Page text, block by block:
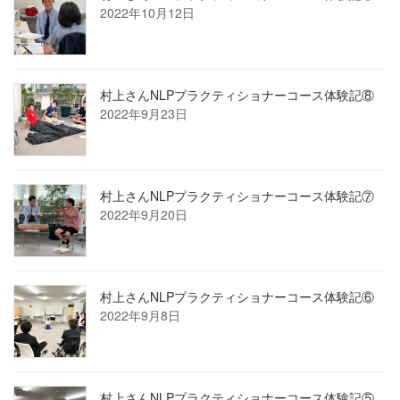
2022年10月12日
村上さんNLPプラクティショナーコース体験記⑧
2022年9月23日
村上さんNLPプラクティショナーコース体験記⑦
2022年9月20日
村上さんNLPプラクティショナーコース体験記⑥
2022年9月8日